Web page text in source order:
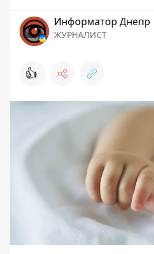
Информатор Днепр
ЖУРНАЛИСТ
👍